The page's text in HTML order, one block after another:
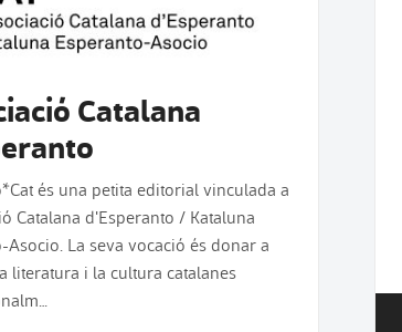
Catalana
és una petita editorial vinculada a
Catalana d'Esperanto / Kataluna
Asocio. La seva vocació és donar a
literatura i la cultura catalanes